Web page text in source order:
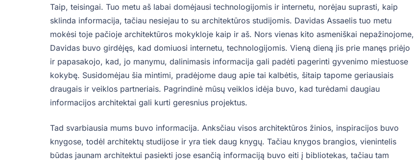
Taip, teisingai. Tuo metu aš labai domėjausi technologijomis ir internetu, norėjau suprasti, kaip
sklinda informacija, tačiau nesiejau to su architektūros studijomis. Davidas Assaelis tuo metu
mokėsi toje pačioje architektūros mokykloje kaip ir aš. Nors vienas kito asmeniškai nepažinojome,
Davidas buvo girdėjęs, kad domiuosi internetu, technologijomis. Vieną dieną jis prie manęs priėjo
ir papasakojo, kad, jo manymu, dalinimasis informacija gali padėti pagerinti gyvenimo miestuose
kokybę. Susidomėjau šia mintimi, pradėjome daug apie tai kalbėtis, šitaip tapome geriausiais
draugais ir veiklos partneriais. Pagrindinė mūsų veiklos idėja buvo, kad turėdami daugiau
informacijos architektai gali kurti geresnius projektus.
Tad svarbiausia mums buvo informacija. Anksčiau visos architektūros žinios, inspiracijos buvo
knygose, todėl architektų studijose ir yra tiek daug knygų. Tačiau knygos brangios, vienintelis
būdas jaunam architektui pasiekti jose esančią informaciją buvo eiti į bibliotekas, tačiau tam